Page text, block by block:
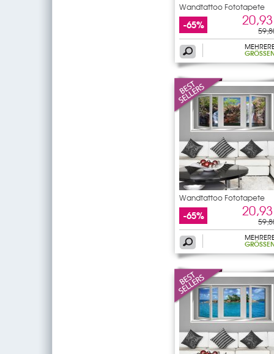
Wandtattoo Fototapete
Fenster
-65%
GRÖSSEN
Wandtattoo Fototapete
Fenster
-65%
GRÖSSEN